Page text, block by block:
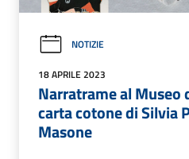
NOTIZIE
18 APRILE 2023
Narratrame al Museo
carta cotone di Silvia
Masone